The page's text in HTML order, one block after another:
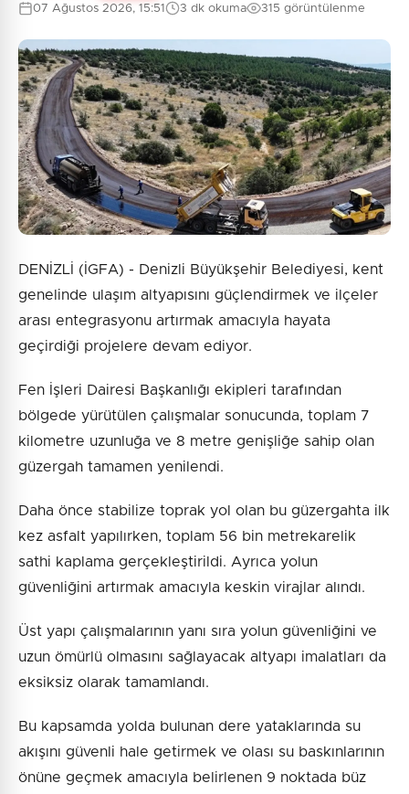
07 Ağustos 2026, 15:51 3 dk okuma 315 görüntülenme
DENİZLİ (İGFA) - Denizli Büyükşehir Belediyesi, kent
genelinde ulaşım altyapısını güçlendirmek ve ilçeler
arası entegrasyonu artırmak amacıyla hayata
geçirdiği projelere devam ediyor.
Fen İşleri Dairesi Başkanlığı ekipleri tarafından
bölgede yürütülen çalışmalar sonucunda, toplam 7
kilometre uzunluğa ve 8 metre genişliğe sahip olan
güzergah tamamen yenilendi.
Daha önce stabilize toprak yol olan bu güzergahta ilk
kez asfalt yapılırken, toplam 56 bin metrekarelik
sathi kaplama gerçekleştirildi. Ayrıca yolun
güvenliğini artırmak amacıyla keskin virajlar alındı.
Üst yapı çalışmalarının yanı sıra yolun güvenliğini ve
uzun ömürlü olmasını sağlayacak altyapı imalatları da
eksiksiz olarak tamamlandı.
Bu kapsamda yolda bulunan dere yataklarında su
akışını güvenli hale getirmek ve olası su baskınlarının
önüne geçmek amacıyla belirlenen 9 noktada büz